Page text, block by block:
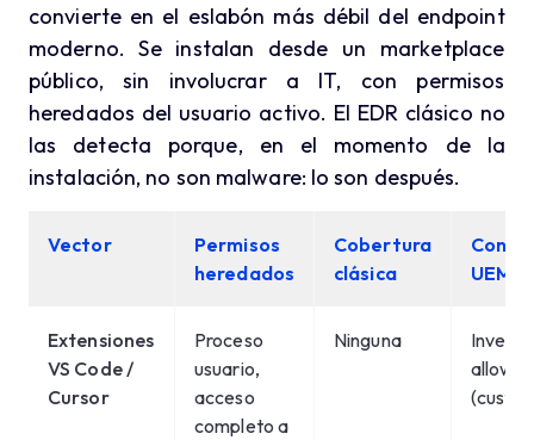
convierte en el eslabón más débil del endpoint
moderno. Se instalan desde un marketplace
público, sin involucrar a IT, con permisos
heredados del usuario activo. El EDR clásico no
las detecta porque, en el momento de la
instalación, no son malware: lo son después.
Vector
Permisos
heredados
Cobertura
clásica
UEM
Extensiones
VS Code /
Cursor
Proceso
usuario,
acceso
completo a
Ninguna
allow-